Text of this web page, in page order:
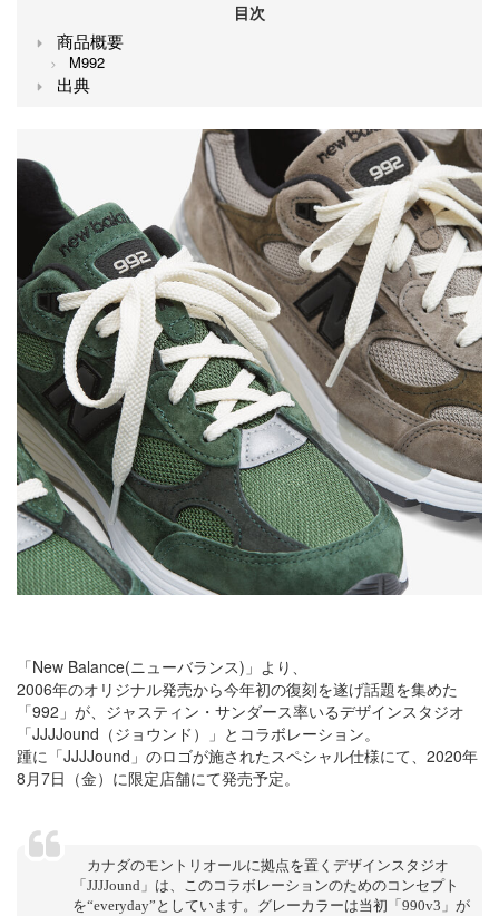
目次
商品概要
M992
出典
「New Balance(ニューバランス)」より、
2006年のオリジナル発売から今年初の復刻を遂げ話題を集めた
「992」が、ジャスティン・サンダース率いるデザインスタジオ
「JJJJound（ジョウンド）」とコラボレーション。
踵に「JJJJound」のロゴが施されたスペシャル仕様にて、2020年
8月7日（金）に限定店舗にて発売予定。
カナダのモントリオールに拠点を置くデザインスタジオ
「JJJJound」は、このコラボレーションのためのコンセプト
を“everyday”としています。グレーカラーは当初「990v3」が